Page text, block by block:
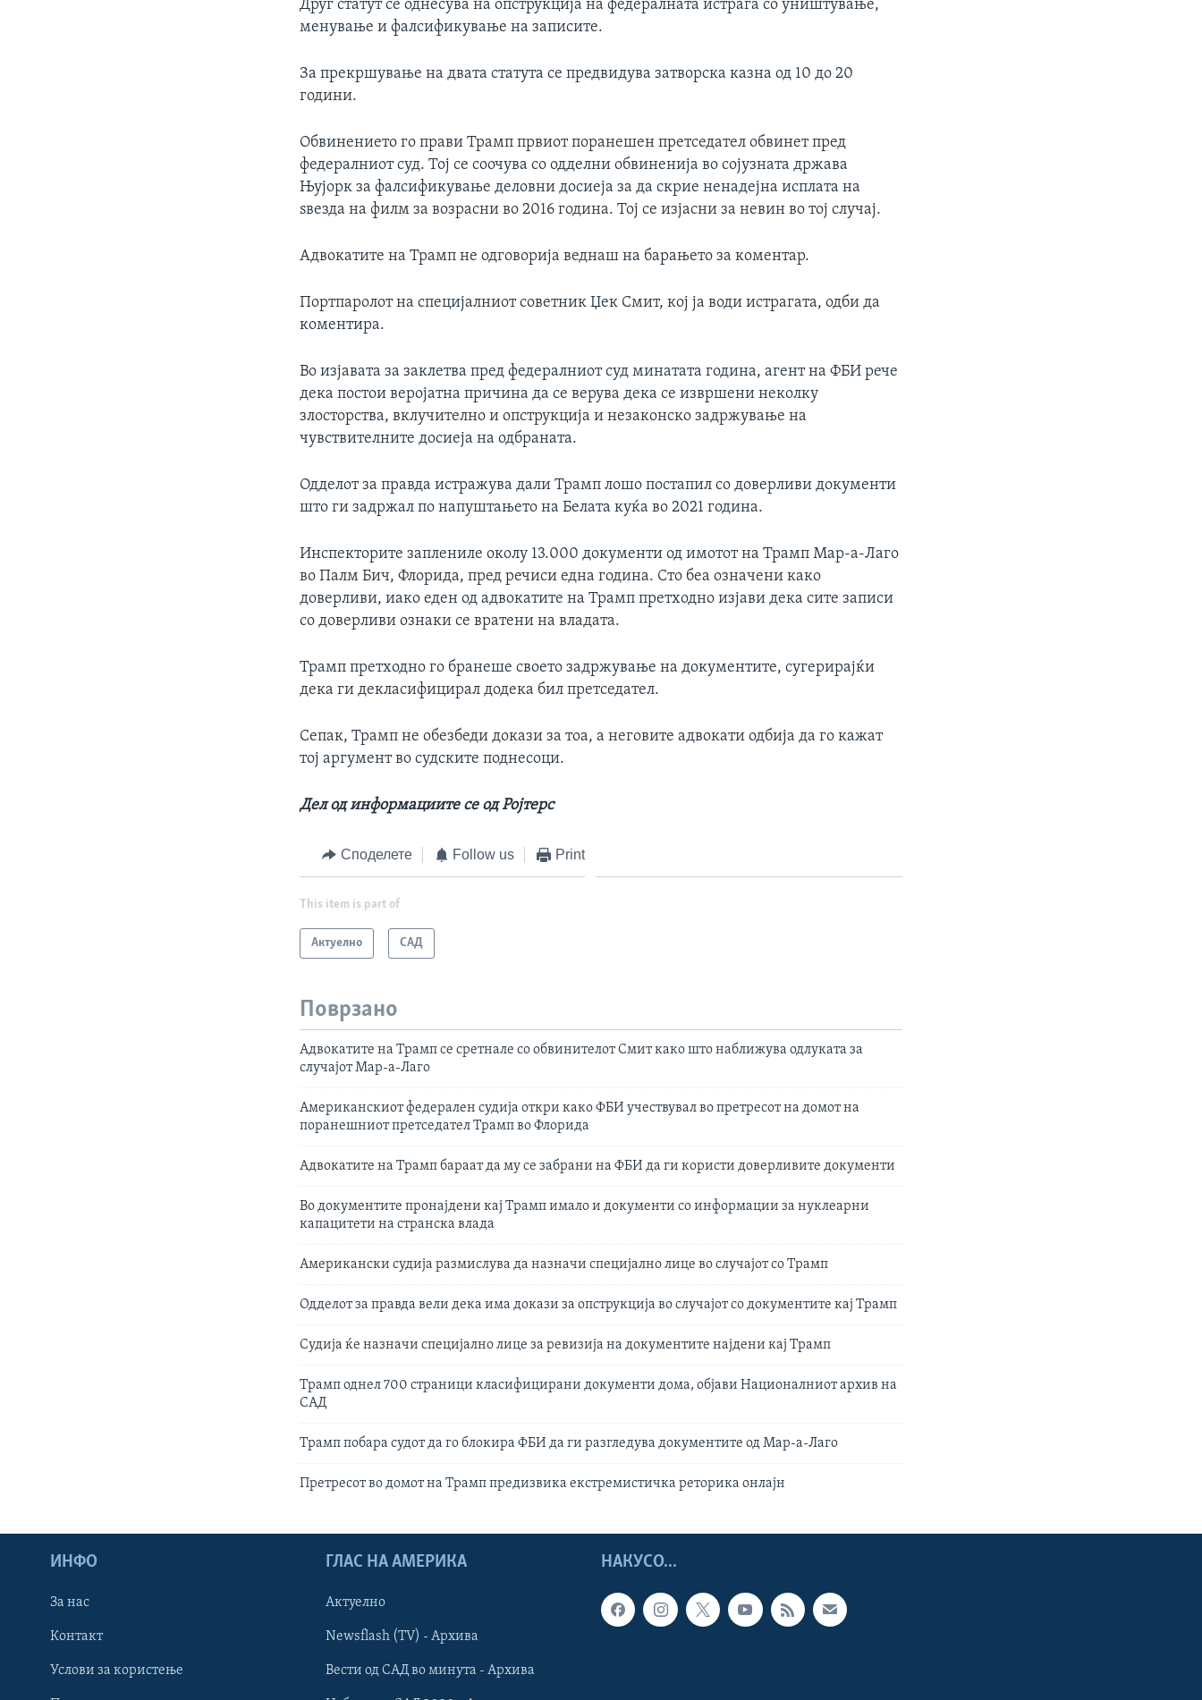
Learning English
Друг статут се однесува на опструкција на федералната истрага со уништување,
менување и фалсификување на записите.
За прекршување на двата статута се предвидува затворска казна од 10 до 20
години.
Обвинението го прави Трамп првиот поранешен претседател обвинет пред
федералниот суд. Тој се соочува со одделни обвиненија во сојузната држава
Њујорк за фалсификување деловни досиеја за да скрие ненадејна исплата на
ѕвезда на филм за возрасни во 2016 година. Тој се изјасни за невин во тој случај.
Адвокатите на Трамп не одговорија веднаш на барањето за коментар.
Портпаролот на специјалниот советник Џек Смит, кој ја води истрагата, одби да
коментира.
Во изјавата за заклетва пред федералниот суд минатата година, агент на ФБИ рече
дека постои веројатна причина да се верува дека се извршени неколку
злосторства, вклучително и опструкција и незаконско задржување на
чувствителните досиеја на одбраната.
Одделот за правда истражува дали Трамп лошо постапил со доверливи документи
што ги задржал по напуштањето на Белата куќа во 2021 година.
Инспекторите заплениле околу 13.000 документи од имотот на Трамп Мар-а-Лаго
во Палм Бич, Флорида, пред речиси една година. Сто беа означени како
доверливи, иако еден од адвокатите на Трамп претходно изјави дека сите записи
со доверливи ознаки се вратени на владата.
Трамп претходно го бранеше своето задржување на документите, сугерирајќи
дека ги декласифицирал додека бил претседател.
Сепак, Трамп не обезбеди докази за тоа, а неговите адвокати одбија да го кажат
тој аргумент во судските поднесоци.
Дел од информациите се од Ројтерс
Споделете Follow us Print
This item is part of
Актуелно САД
Поврзано
Адвокатите на Трамп се сретнале со обвинителот Смит како што наближува одлуката за
случајот Мар-а-Лаго
Американскиот федерален судија откри како ФБИ учествувал во претресот на домот на
поранешниот претседател Трамп во Флорида
Адвокатите на Трамп бараат да му се забрани на ФБИ да ги користи доверливите документи
Во документите пронајдени кај Трамп имало и документи со информации за нуклеарни
капацитети на странска влада
Американски судија размислува да назначи специјално лице во случајот со Трамп
Одделот за правда вели дека има докази за опструкција во случајот со документите кај Трамп
Судија ќе назначи специјално лице за ревизија на документите најдени кај Трамп
Трамп однел 700 страници класифицирани документи дома, објави Националниот архив на
САД
Трамп побара судот да го блокира ФБИ да ги разгледува документите од Мар-а-Лаго
Претресот во домот на Трамп предизвика екстремистичка реторика онлајн
НАКУСО...
ИНФО
За нас
Контакт
Услови за користење
ГЛАС НА АМЕРИКА
Актуелно
Newsflash (TV) - Архива
Вести од САД во минута - Архива